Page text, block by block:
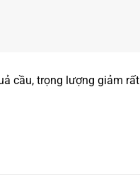
cầu, trọng lượng giảm rất